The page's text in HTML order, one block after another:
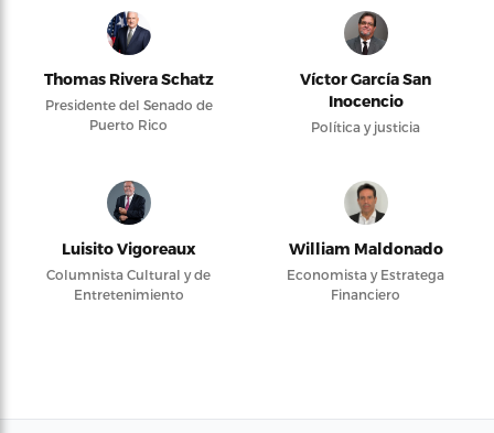
Thomas Rivera Schatz
Presidente del Senado de
Puerto Rico
Víctor García San
Inocencio
Política y justicia
Luisito Vigoreaux
Columnista Cultural y de
Entretenimiento
William Maldonado
Economista y Estratega
Financiero